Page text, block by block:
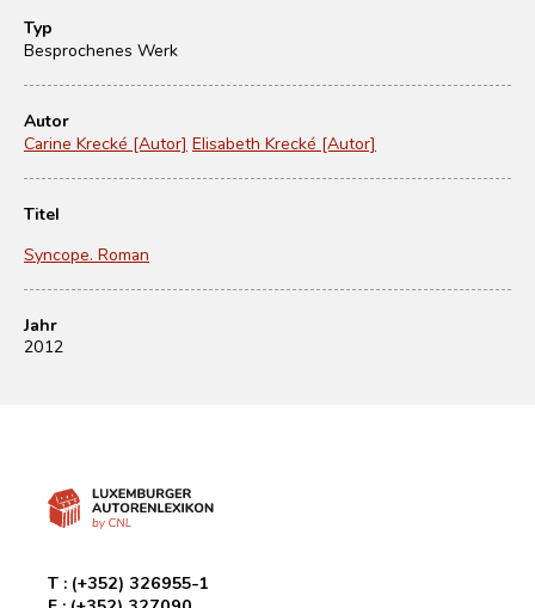
Typ
Besprochenes Werk
Autor
Carine Krecké [Autor] Elisabeth Krecké [Autor]
Titel
Syncope. Roman
Jahr
2012
T : (+352) 326955-1